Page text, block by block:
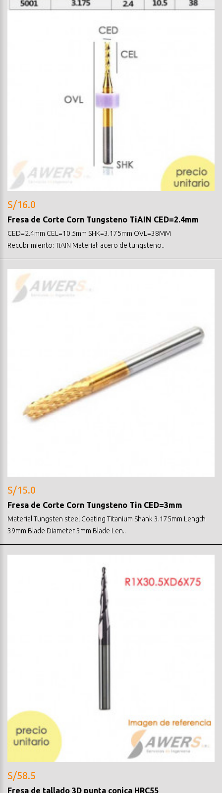
S/16.0
Fresa de Corte Corn Tungsteno TiAIN CED=2.4mm
CED=2.4mm CEL=10.5mm SHK=3.175mm OVL=38MM
Recubrimiento: TiAIN Material: acero de tungsteno..
S/15.0
Fresa de Corte Corn Tungsteno Tin CED=3mm
Material Tungsten steel Coating Titanium Shank 3.175mm Length
39mm Blade Diameter 3mm Blade Len..
S/58.5
Fresa de tallado 3D punta conica HRC55